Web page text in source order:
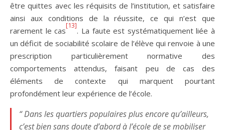
être quittes avec les réquisits de l’institution, et satisfaire
ainsi aux conditions de la réussite, ce qui n’est que
rarement le cas
[13]
. La faute est systématiquement liée à
un déficit de sociabilité scolaire de l’élève qui renvoie à une
prescription particulièrement normative des
comportements attendus, faisant peu de cas des
éléments de contexte qui marquent pourtant
profondément leur expérience de l’école.
“ Dans les quartiers populaires plus encore qu’ailleurs,
c’est bien sans doute d’abord à l’école de se mobiliser